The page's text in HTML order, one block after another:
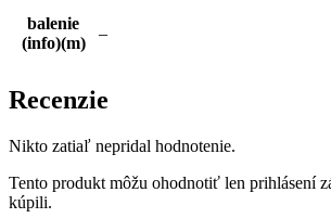
⬤ 1599
balenie
(info)(m)
–
Recenzie
Nikto zatiaľ nepridal hodnotenie.
Tento produkt môžu ohodnotiť len prihlásení
kúpili.